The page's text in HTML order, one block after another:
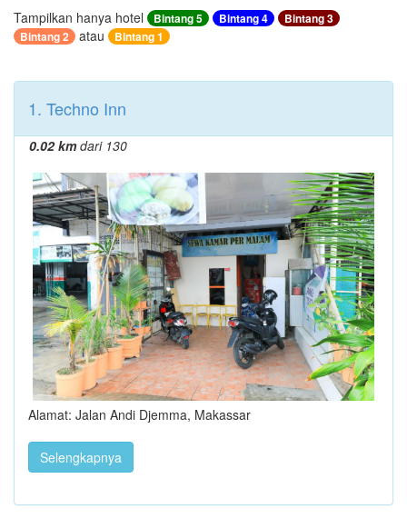
Tampilkan hanya hotel Bintang 5 Bintang 4
Bintang 3
Bintang 2
atau Bintang 1
1. Techno Inn
0.02 kmdari 130
Alamat: Jalan Andi Djemma, Makassar
Selengkapnya